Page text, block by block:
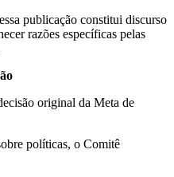
publicação constitui discurso
razões específicas pelas
original da Meta de
políticas, o Comitê